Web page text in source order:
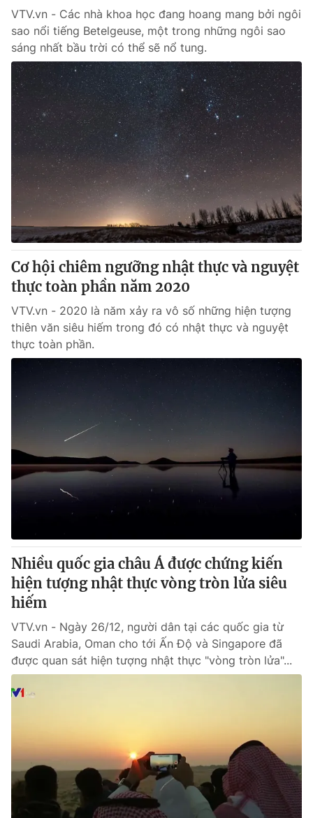
VTV.vn - Các nhà khoa học đang hoang mang bởi ngôi
sao nổi tiếng Betelgeuse, một trong những ngôi sao
sáng nhất bầu trời có thể sẽ nổ tung.
Cơ hội chiêm ngưỡng nhật thực và nguyệt
thực toàn phần năm 2020
VTV.vn - 2020 là năm xảy ra vô số những hiện tượng
thiên văn siêu hiếm trong đó có nhật thực và nguyệt
thực toàn phần.
Nhiều quốc gia châu Á được chứng kiến
hiện tượng nhật thực vòng tròn lửa siêu
hiếm
VTV.vn - Ngày 26/12, người dân tại các quốc gia từ
Saudi Arabia, Oman cho tới Ấn Độ và Singapore đã
được quan sát hiện tượng nhật thực "vòng tròn lửa"...